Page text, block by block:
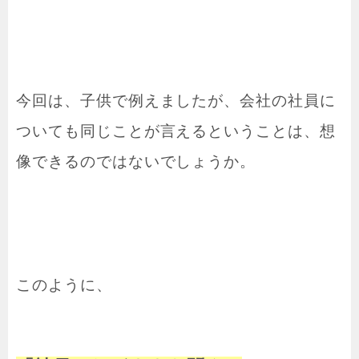
今回は、子供で例えましたが、会社の社員に
ついても同じことが言えるということは、想
像できるのではないでしょうか。
このように、